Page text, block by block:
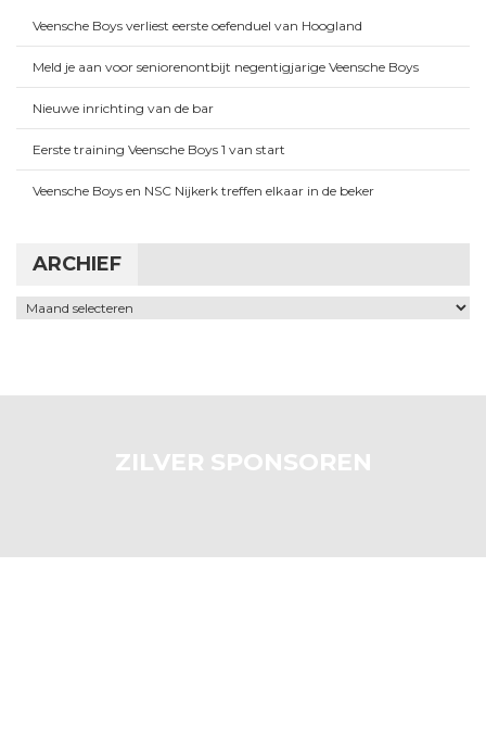
Veensche Boys verliest eerste oefenduel van Hoogland
Meld je aan voor seniorenontbijt negentigjarige Veensche Boys
Nieuwe inrichting van de bar
Eerste training Veensche Boys 1 van start
Veensche Boys en NSC Nijkerk treffen elkaar in de beker
ARCHIEF
Archief
ZILVER SPONSOREN